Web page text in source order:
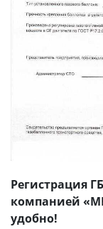
Регистрация
компанией
удобно!